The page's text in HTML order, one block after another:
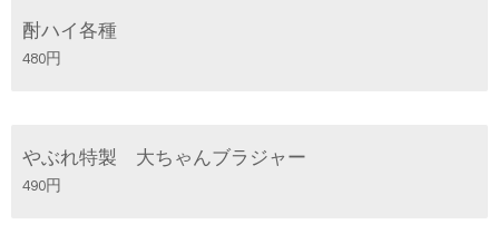
酎ハイ各種
480円
やぶれ特製 大ちゃんブラジャー
490円